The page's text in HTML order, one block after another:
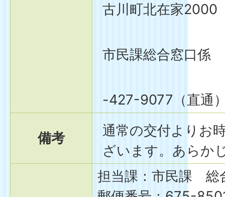
古川町北在家2000
市民課総合窓口係
-427-9077（直通
備考
通常の交付よりお
ざいます。あらか
担当課：市民課 総